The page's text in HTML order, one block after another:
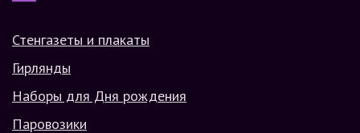
Стенгазеты и плакаты
Гирлянды
Наборы для Дня рождения
Паровозики